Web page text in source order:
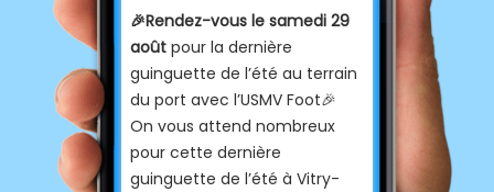
🎉Rendez-vous le samedi 29
août pour la dernière
guinguette de l’été au terrain
du port avec l’USMV Foot🎉
On vous attend nombreux
pour cette dernière
guinguette de l’été à Vitry-